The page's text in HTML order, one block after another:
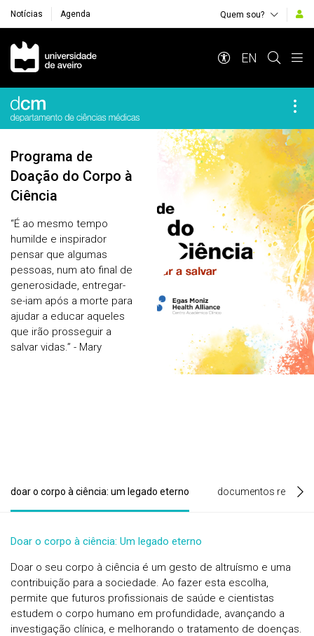
Notícias Agenda Quem sou?
Navegação Principal
EN
Programa de
Doação do Corpo à
Ciência
“É ao mesmo tempo
humilde e inspirador
pensar que algumas
pessoas, num ato final de
generosidade, entregar-
se-iam após a morte para
ajudar a educar aqueles
que irão prosseguir a
salvar vidas.” - Mary
doar o corpo à ciência: um legado eterno documentos
Doar o corpo à ciência: Um legado eterno
Doar o seu corpo à ciência é um gesto de altruísmo e uma
contribuição para a sociedade. Ao fazer esta escolha,
permite que futuros profissionais de saúde e cientistas
estudem o corpo humano em profundidade, avançando a
investigação clínica, e melhorando o tratamento de doenças.